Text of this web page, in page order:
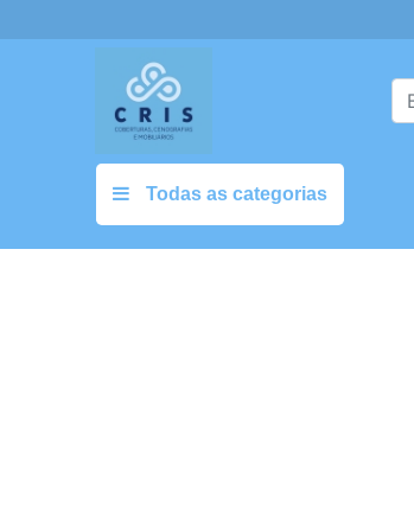
Todas as categorias